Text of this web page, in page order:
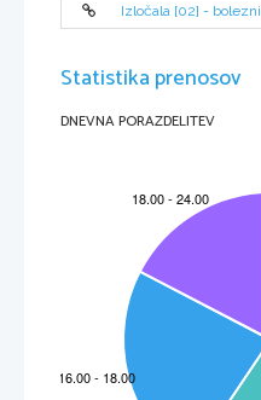
Izločala [02] - bolezni
Statistika prenosov
DNEVNA PORAZDELITEV